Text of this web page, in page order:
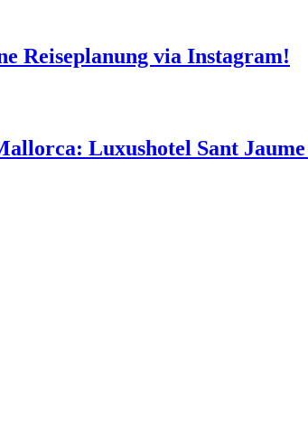
Reiseplanung via Instagram!
Luxushotel Sant